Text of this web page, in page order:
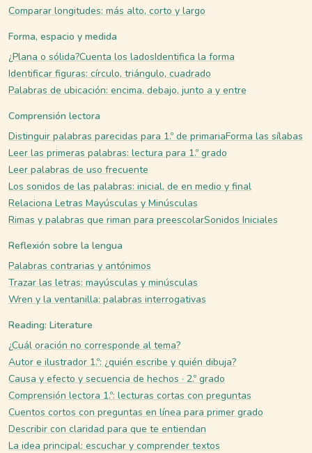
Comparar longitudes: más alto, corto y largo
Forma, espacio y medida
¿Plana o sólida?Cuenta los ladosIdentifica la forma
Identificar figuras: círculo, triángulo, cuadrado
Palabras de ubicación: encima, debajo, junto a y entre
Comprensión lectora
Distinguir palabras parecidas para 1.º de primariaForma las sílabas
Leer las primeras palabras: lectura para 1.º grado
Leer palabras de uso frecuente
Los sonidos de las palabras: inicial, de en medio y final
Relaciona Letras Mayúsculas y Minúsculas
Rimas y palabras que riman para preescolarSonidos Iniciales
Reflexión sobre la lengua
Palabras contrarias y antónimos
Trazar las letras: mayúsculas y minúsculas
Wren y la ventanilla: palabras interrogativas
Reading: Literature
¿Cuál oración no corresponde al tema?
Autor e ilustrador 1.º: ¿quién escribe y quién dibuja?
Causa y efecto y secuencia de hechos · 2.º grado
Comprensión lectora 1.º: lecturas cortas con preguntas
Cuentos cortos con preguntas en línea para primer grado
Describir con claridad para que te entiendan
La idea principal: escuchar y comprender textos